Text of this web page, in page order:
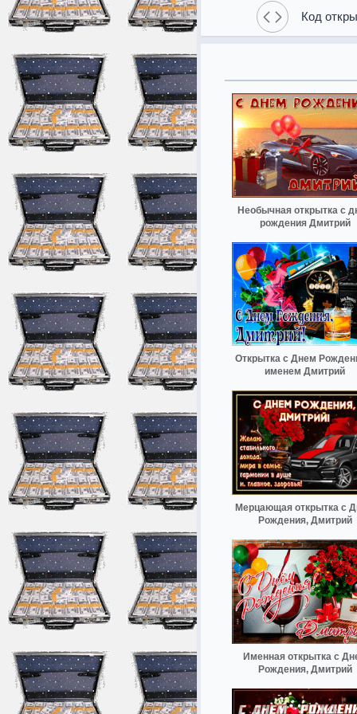
Код
Необычная открытка с
рождения Дмитрий
Открытка с Днем
именем Дмитрий
Мерцающая открытка с
Рождения, Дмитрий
Именная открытка с
Рождения, Дмитрий